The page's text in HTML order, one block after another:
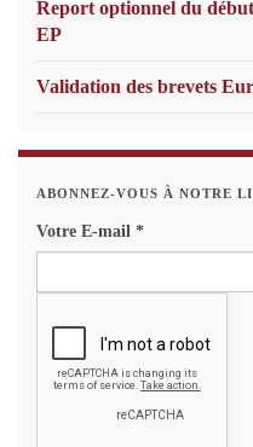
Report optionnel du début
EP
Validation des brevets
ABONNEZ-VOUS À NOTRE
Votre E-mail *